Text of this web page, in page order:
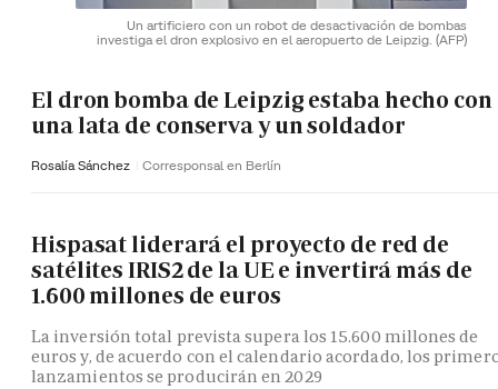
Un artificiero con un robot de desactivación de bombas
investiga el dron explosivo en el aeropuerto de Leipzig. (AFP)
El dron bomba de Leipzig estaba hecho con
una lata de conserva y un soldador
Rosalía Sánchez Corresponsal en Berlín
Hispasat liderará el proyecto de red de
satélites IRIS2 de la UE e invertirá más de
1.600 millones de euros
La inversión total prevista supera los 15.600 millones de
euros y, de acuerdo con el calendario acordado, los
lanzamientos se producirán en 2029